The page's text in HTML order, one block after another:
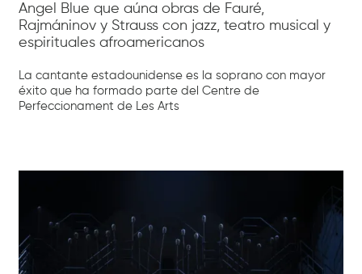
Angel Blue que aúna obras de Fauré,
Rajmáninov y Strauss con jazz, teatro musical y
espirituales afroamericanos
La cantante estadounidense es la soprano con mayor
éxito que ha formado parte del Centre de
Perfeccionament de Les Arts